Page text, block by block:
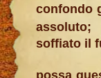
confondo
soffiato il
possa